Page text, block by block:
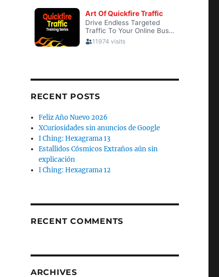
RECENT POSTS
Feliz Año Nuevo 2026
XCuriosidades sin anuncios de Google
I Ching: Hexagrama 13
Estallidos Cósmicos Extraños aún sin
explicación
I Ching: Hexagrama 12
RECENT COMMENTS
ARCHIVES